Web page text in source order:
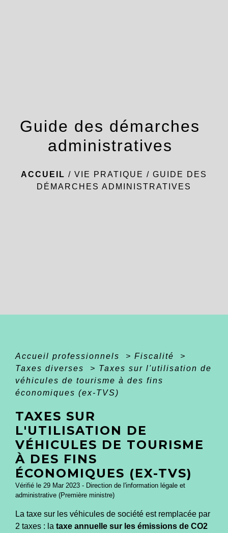
Guide des démarches
administratives
ACCUEIL / VIE PRATIQUE / GUIDE DES
DÉMARCHES ADMINISTRATIVES
Accueil professionnels > Fiscalité
>
Taxes diverses
> Taxes sur l'utilisation de
véhicules de tourisme à des fins
économiques (ex-TVS)
TAXES SUR
L'UTILISATION DE
VÉHICULES DE TOURISME
À DES FINS
ÉCONOMIQUES (EX-TVS)
Vérifié le 29 Mar 2023 - Direction de l'information légale et
administrative (Première ministre)
La taxe sur les véhicules de société est remplacée par
2 taxes : la taxe annuelle sur les émissions de CO2